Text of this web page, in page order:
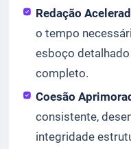
Redação
o tempo
esboço
completo.
Coesão
consistente,
integridade